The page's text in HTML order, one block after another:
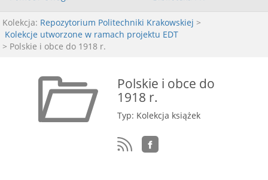
Kolekcja: Repozytorium Politechniki Krakowskiej >
Kolekcje utworzone w ramach projektu EDT
> Polskie i obce do 1918 r.
Polskie i obce do
1918 r.
Typ: Kolekcja książek